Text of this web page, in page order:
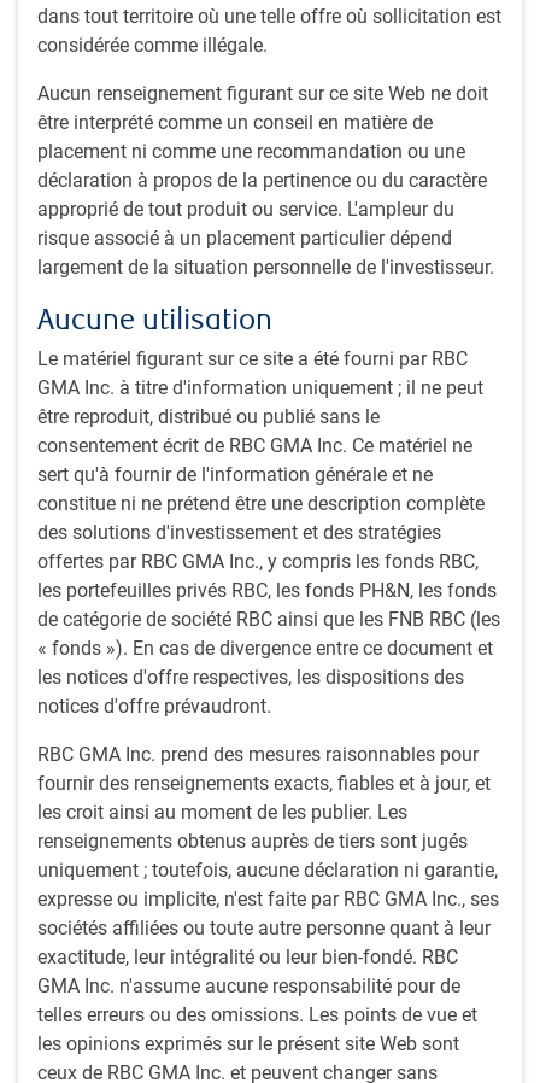
dans tout territoire où une telle offre où sollicitation est
considérée comme illégale.
Aucun renseignement figurant sur ce site Web ne doit
être interprété comme un conseil en matière de
placement ni comme une recommandation ou une
déclaration à propos de la pertinence ou du caractère
approprié de tout produit ou service. L'ampleur du
risque associé à un placement particulier dépend
largement de la situation personnelle de l'investisseur.
Aucune utilisation
Le matériel figurant sur ce site a été fourni par RBC
GMA Inc. à titre d'information uniquement ; il ne peut
être reproduit, distribué ou publié sans le
consentement écrit de RBC GMA Inc. Ce matériel ne
sert qu'à fournir de l'information générale et ne
constitue ni ne prétend être une description complète
des solutions d'investissement et des stratégies
offertes par RBC GMA Inc., y compris les fonds RBC,
les portefeuilles privés RBC, les fonds PH&N, les fonds
de catégorie de société RBC ainsi que les FNB RBC (les
« fonds »). En cas de divergence entre ce document et
les notices d'offre respectives, les dispositions des
notices d'offre prévaudront.
RBC GMA Inc. prend des mesures raisonnables pour
fournir des renseignements exacts, fiables et à jour, et
les croit ainsi au moment de les publier. Les
renseignements obtenus auprès de tiers sont jugés
uniquement ; toutefois, aucune déclaration ni garantie,
expresse ou implicite, n'est faite par RBC GMA Inc., ses
sociétés affiliées ou toute autre personne quant à leur
exactitude, leur intégralité ou leur bien-fondé. RBC
GMA Inc. n'assume aucune responsabilité pour de
telles erreurs ou des omissions. Les points de vue et
les opinions exprimés sur le présent site Web sont
ceux de RBC GMA Inc. et peuvent changer sans
Les signes de reprise se manifestent en Chine et en
Europe, alors que l’économie américaine demeure
Pourquoi les récentes tensions géopolitiques n’ont-elles
pas plus d’incidence sur les prix du pétrole ?
Attentes des investisseurs pour la période de
publication des résultats
Play
Video
Transcription
Soyez au fait des
Partager cet article
Abonnez-vous à nos perspectives
Inscrivez-vous à notre bulletin mensuel et à notre
balado pour obtenir des perspectives d’experts sur les
tendances des marchés mondiaux, l’évolution de
l’économie et les stratégies adaptées aux investisseurs
institutionnels canadiens.